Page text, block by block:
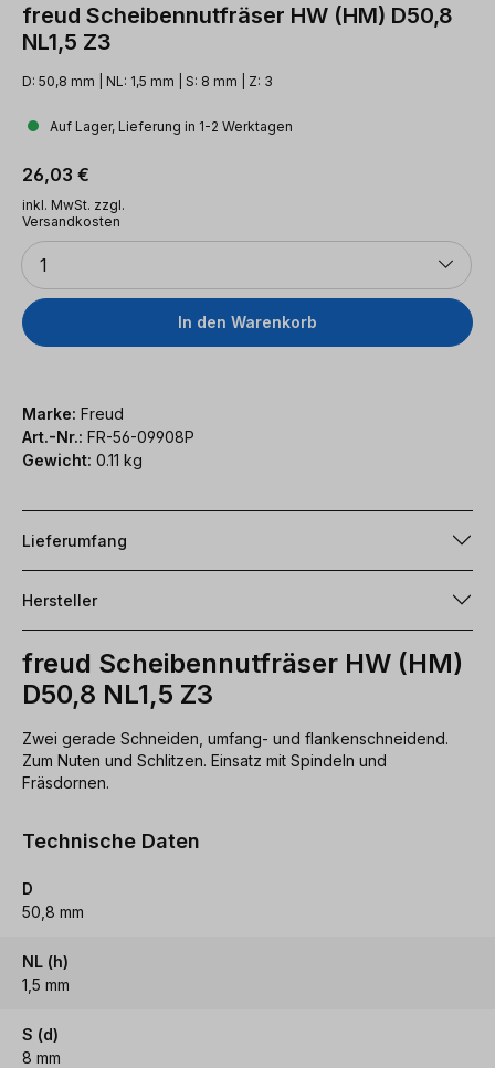
freud Scheibennutfräser HW (HM) D50,8
NL1,5 Z3
D: 50,8 mm | NL: 1,5 mm | S: 8 mm | Z: 3
Auf Lager, Lieferung in 1-2 Werktagen
Regulärer Preis:
26,03 €
inkl. MwSt. zzgl.
Versandkosten
Anzahl
1
In den Warenkorb
Marke: Freud
Art.-Nr.: FR-56-09908P
Gewicht: 0.11 kg
Lieferumfang
Hersteller
freud Scheibennutfräser HW (HM)
D50,8 NL1,5 Z3
Zwei gerade Schneiden, umfang- und flankenschneidend.
Zum Nuten und Schlitzen. Einsatz mit Spindeln und
Fräsdornen.
Technische Daten
D
50,8 mm
NL (h)
1,5 mm
S (d)
8 mm